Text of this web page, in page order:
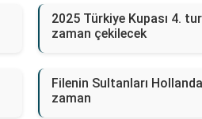
2025 Türkiye Kupası 4.
zaman çekilecek
Filenin Sultanları
zaman